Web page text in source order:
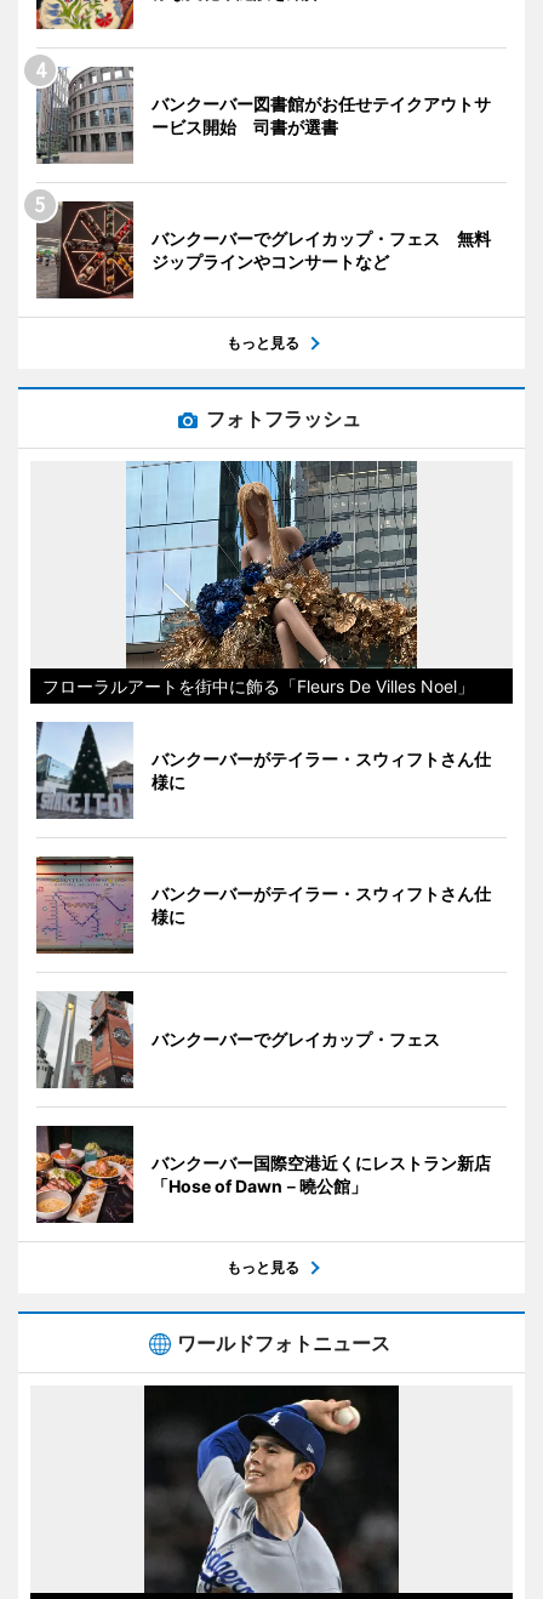
バンクーバー図書館がお任せテイクアウトサ
ービス開始 司書が選書
バンクーバーでグレイカップ・フェス 無料
ジップラインやコンサートなど
もっと見る
フォトフラッシュ
フローラルアートを街中に飾る「Fleurs De Villes Noel」
バンクーバーがテイラー・スウィフトさん仕
様に
バンクーバーがテイラー・スウィフトさん仕
様に
バンクーバーでグレイカップ・フェス
バンクーバー国際空港近くにレストラン新店
「Hose of Dawn－曉公館」
もっと見る
ワールドフォトニュース